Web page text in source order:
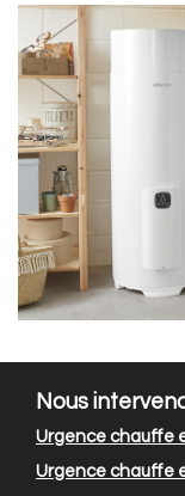
Nous
Urgence chauffe
Urgence chauffe